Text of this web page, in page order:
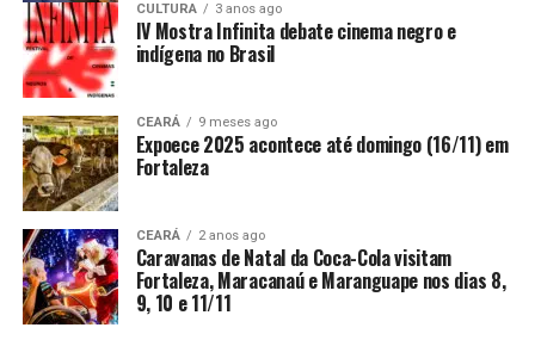
CULTURA 3 anos ago
IV Mostra Infinita debate cinema negro e
indígena no Brasil
CEARÁ 9 meses ago
Expoece 2025 acontece até domingo (16/11) em
Fortaleza
CEARÁ 2 anos ago
Caravanas de Natal da Coca-Cola visitam
Fortaleza, Maracanaú e Maranguape nos dias 8,
9, 10 e 11/11